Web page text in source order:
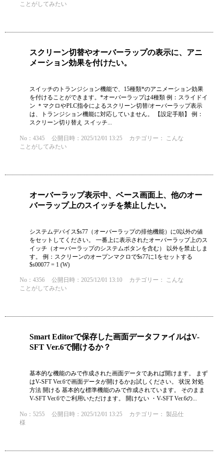
ことがしてみたい
スクリーン切替やオーバーラップの表示に、アニ
メーション効果を付けたい。
スイッチのトランジション機能で、15種類*のアニメーション効果
を付けることができます。*オーバーラップは4種類 例：スライドイ
ン ＊マクロやPLC指令によるスクリーン切替/オーバーラップ表示
は、トランジション機能に対応していません。 【設定手順】 例：
スクリーン切り替え スイッチ...
No：4345 公開日時：2025/12/01 13:25 カテゴリー： こんな
ことがしてみたい
オーバーラップ表示中、ベース画面上、他のオー
バーラップ上のスイッチを禁止したい。
システムデバイス$s77（オーバーラップの排他機能）に0以外の値
をセットしてください。 一番上に表示されたオーバーラップ上のス
イッチ（オーバーラップのシステムボタンを含む） 以外を禁止しま
す。 例：スクリーンのオープンマクロで$s77に1をセットする
$s00077 = 1 (W)
No：4356 公開日時：2025/12/01 13:10 カテゴリー： こんな
ことがしてみたい
Smart Editorで保存した画面データファイルはV-
SFT Ver.6で開けるか？
基本的な機能のみで作成された画面データであれば開けます。 まず
はV-SFT Ver.6で画面データが開けるかお試しください。 状況 対処
方法 開ける 基本的な標準機能のみで作成されています。 そのまま
V-SFT Ver.6でご利用いただけます。 開けない ・V-SFT Ver.6の...
No：5255 公開日時：2025/12/01 13:25 カテゴリー： 製品仕
様